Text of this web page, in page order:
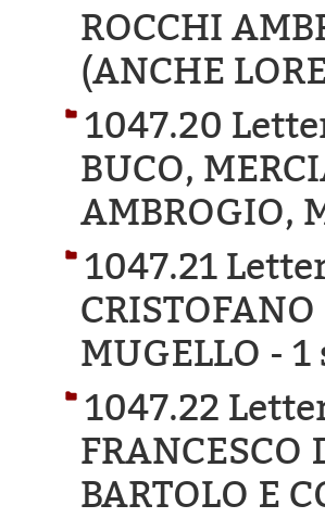
ROCCHI
(ANCHE
1047.20
BUCO,
AMBROGIO,
1047.21
MUGELLO - 1
1047.22
FRANCESCO
BARTOLO E